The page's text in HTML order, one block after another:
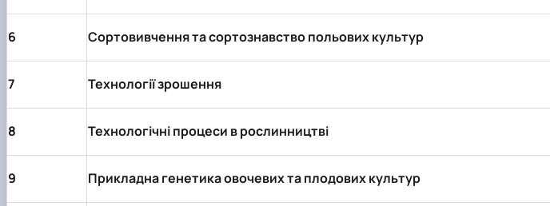
6 Сортовивчення та сортознавство польових культур
7 Технології зрошення
8 Технологічні процеси в рослинництві
9 Прикладна генетика овочевих та плодових культур